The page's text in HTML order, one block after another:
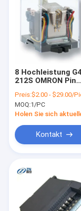
8 Hochleistung
212S OMRON Pin
24V
Preis:$2.00 - $29.00/
MOQ:1/PC
Kontakt